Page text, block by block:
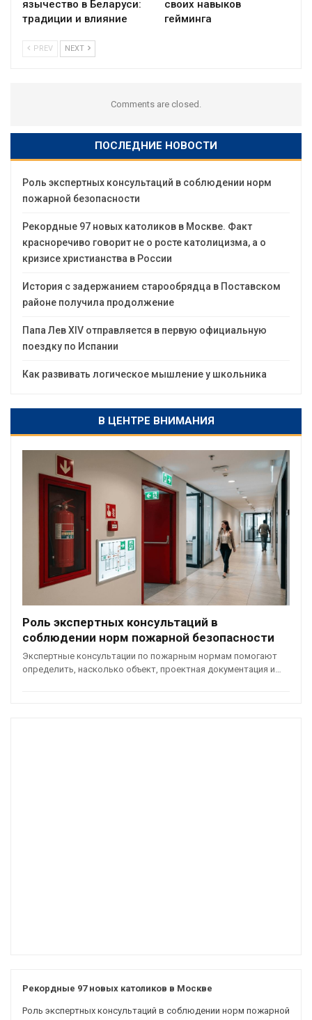
язычество в Беларуси:
традиции и влияние
своих навыков
гейминга
PREV NEXT
Comments are closed.
ПОСЛЕДНИЕ НОВОСТИ
Роль экспертных консультаций в соблюдении норм
пожарной безопасности
Рекордные 97 новых католиков в Москве. Факт
красноречиво говорит не о росте католицизма, а о
кризисе христианства в России
История с задержанием старообрядца в Поставском
районе получила продолжение
Папа Лев XIV отправляется в первую официальную
поездку по Испании
Как развивать логическое мышление у школьника
В ЦЕНТРЕ ВНИМАНИЯ
Роль экспертных консультаций в
соблюдении норм пожарной безопасности
Экспертные консультации по пожарным нормам помогают
определить, насколько объект, проектная документация и…
Рекордные 97 новых католиков в Москве
Роль экспертных консультаций в соблюдении норм пожарной